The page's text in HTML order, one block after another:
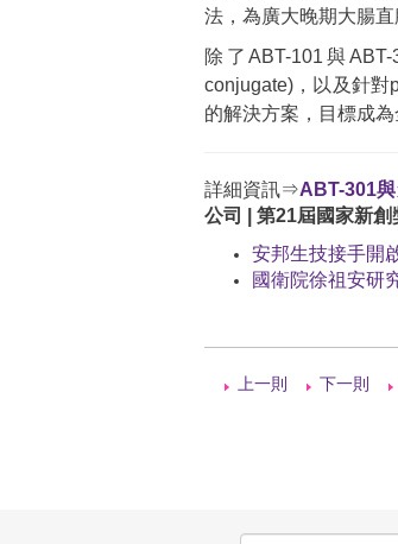
法，為廣大晚期大腸
除了ABT-101與
conjugate)，以及針對
的解決方案，目標成
詳細資訊⇒ABT-301
公司 | 第21屆國家新創
安邦生技接手開
國衛院徐祖安研
上一則 下一則